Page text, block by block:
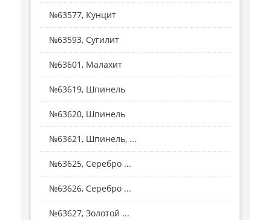
№63577, Кунцит
№63593, Сугилит
№63601, Малахит
№63619, Шпинель
№63620, Шпинель
№63621, Шпинель, ...
№63625, Серебро ...
№63626, Серебро ...
№63627, Золотой ...